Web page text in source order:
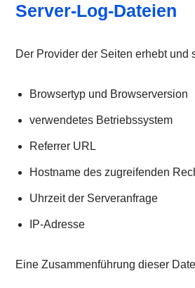
Server-Log-Dateien
Der Provider der Seiten erhebt
Browsertyp und Browserversion
verwendetes Betriebssystem
Referrer URL
Hostname des zugreifenden
Uhrzeit der Serveranfrage
IP-Adresse
Eine Zusammenführung dieser